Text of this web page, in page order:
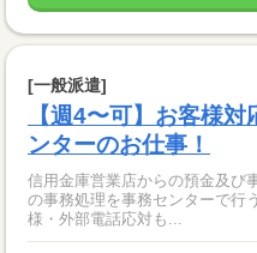
[一般派遣]
【週4〜可】お客様
ンターのお仕事！
信用金庫営業店からの預金及び
の事務処理を事務センターで行
様・外部電話応対も...